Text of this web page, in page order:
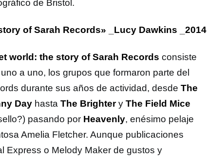
de Bristol.
of Sarah Records» _Lucy Dawkins _2014
world: the story of Sarah Records consiste
a uno, los grupos que formaron parte del
durante sus años de actividad, desde The
Day hasta The Brightery The Field Mice
pasando por Heavenly, enésimo pelaje
Amelia Fletcher. Aunque publicaciones
Express o Melody Maker de gustos y